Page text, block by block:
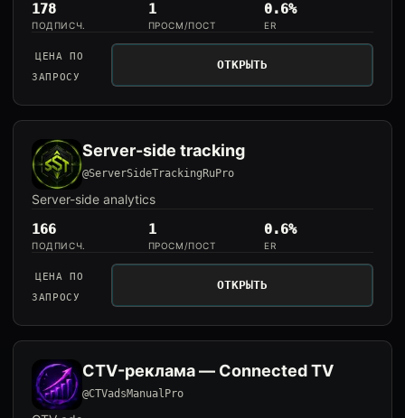
178
ПОДПИСЧ.
1
ПРОСМ/ПОСТ
0.6%
ER
ЦЕНА ПО
ЗАПРОСУ
ОТКРЫТЬ
Server-side tracking
@ServerSideTrackingRuPro
Server-side analytics
166
ПОДПИСЧ.
1
ПРОСМ/ПОСТ
0.6%
ER
ЦЕНА ПО
ЗАПРОСУ
ОТКРЫТЬ
CTV-реклама — Connected TV
@CTVadsManualPro